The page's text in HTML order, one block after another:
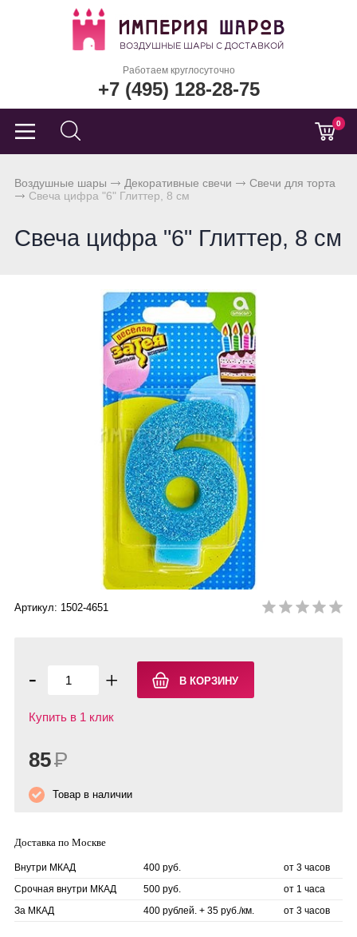
Работаем круглосуточно
+7 (495) 128-28-75
0
Воздушные шары Декоративные свечи
Свечи для торта
Свеча цифра "6" Глиттер, 8 см
Свеча цифра "6" Глиттер, 8 см
Артикул: 1502-4651
- +
Купить в 1 клик
85Р
Товар в наличии
Доставка по Москве
Внутри МКАД 400 руб.
от 3 часов
Срочная внутри МКАД
500 руб.
от 1 часа
За МКАД
400 рублей. + 35 руб./км. от 3 часов